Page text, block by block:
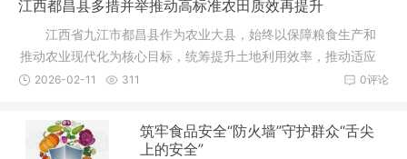
江西都昌县多措并举推动高标准农田质效再提升
江西省九江市都昌县作为农业大县，始终以保障粮食生产和
推动农业现代化为核心目标，统筹提升土地利用效率，推动适应
现代化农业需求。2011年以来，全县共建成高标准农田45.33万
益均有明显提高。
0评论
2026-02-11 311
筑牢食品安全“防火墙”守护群众“舌尖
上的安全”